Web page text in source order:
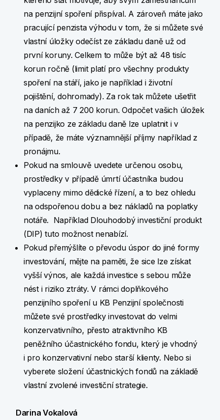
na penzijní spoření přispíval. A zároveň máte jako
pracující penzista výhodu v tom, že si můžete své
vlastní úložky odečíst ze základu daně už od
první koruny. Celkem to může být až 48 tisíc
korun ročně (limit platí pro všechny produkty
spoření na stáří, jako je například i životní
pojištění, dohromady). Za rok tak můžete ušetřit
na daních až 7 200 korun. Odpočet vašich úložek
na penzijko ze základu daně lze uplatnit i v
případě, že máte významnější příjmy například z
pronájmu.
Pokud na smlouvě uvedete určenou osobu,
prostředky v případě úmrtí účastníka budou
vyplaceny mimo dědické řízení, a to bez ohledu
na odspořenou dobu a bez nákladů na poplatky
notáře. Například Dlouhodobý investiční produkt
(DIP) tuto možnost nenabízí.
Pokud přemýšlíte o převodu úspor do jiné formy
investování, mějte na paměti, že sice lze získat
vyšší výnos, ale každá investice s sebou může
nést i riziko ztráty. V rámci doplňkového
penzijního spoření u KB Penzijní společnosti
můžete své prostředky investovat do velmi
konzervativního, přesto atraktivního KB
peněžního účastnického fondu, který je vhodný
i pro konzervativní nebo starší klienty. Nebo si
vyberete složení účastnických fondů na základě
vlastní zvolené investiční strategie.
Darina Vokalová